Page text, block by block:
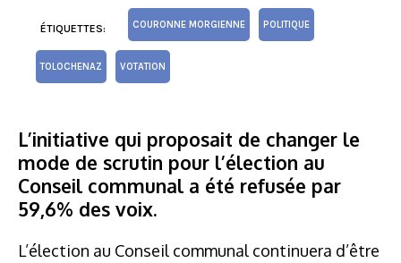
ÉTIQUETTES: COURONNE MORGIENNE POLITIQUE
TOLOCHENAZ VOTATION
L’initiative qui proposait de changer le
mode de scrutin pour l’élection au
Conseil communal a été refusée par
59,6% des voix.
L’élection au Conseil communal continuera d’être